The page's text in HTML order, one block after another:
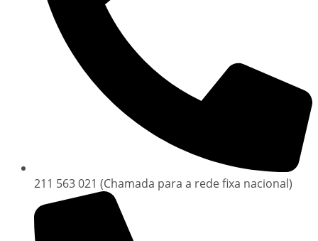
211 563 021 (Chamada para a rede fixa nacional)